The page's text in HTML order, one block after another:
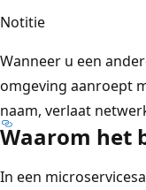
Notitie
Wanneer u een
omgeving aanroept
naam, verlaat
Waarom het
In een